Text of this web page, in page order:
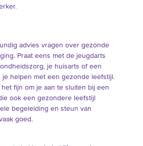
advies vragen over gezonde
Praat eens met de jeugdarts
je huisarts of een
je helpen met een gezonde leefstijl.
fijn om je aan te sluiten bij een
ook een gezondere leefstijl
begeleiding en steun van
goed.